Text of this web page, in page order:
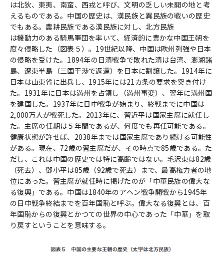
は北狄、東夷、南蛮、西戎と呼び、文明の乏しい未開の地と考
えるものである。中国の歴史は、漢民族と異民族の戦いの歴史
でもある。農耕民族である漢民族に対し、北方民族
は機動力のある騎馬軍団を率いて、経済的に豊かな中国王朝を
度々侵略した（図表５）。19世紀以降、中国は欧州列強や日本
の侵略を受けた。1894年の日清戦争で敗れた清は台湾、澎湖諸
島、遼東半島（三国干渉で返還）を日本に割譲した。1914年に
日本は山東省に出兵し、1915年には21カ条の要求を突き付け
た。1931年に日本は満州を占領し（満州事変）、翌年に満州国
を建国した。1937年に日中戦争が始まり、終戦までに中国は
2,000万人が戦死した。2013年に、習近平は国家主席に就任し
た。主席の任期は５年間であるが、何度でも再任可能である。
健康状態が許せば、2038年までは国家主席であり続ける可能性
がある。現在、72歳の習主席だが、その時点で85歳である。た
だし、これは中国の歴史では特に高齢ではない。毛沢東は82歳
（死去）、鄧小平は85歳（92歳で死去）まで、最高権力者の地
位にあった。習主席が就任時に掲げたのが「中華民族の偉大な
る復興」である。中国は1840年のアヘン戦争開戦から1945年
の日中戦争終結までを百年国恥と呼ぶ。偉大なる復興とは、百
年国恥からの復興とかつての世界の中心であった「中華」を取
り戻すということを意味する。